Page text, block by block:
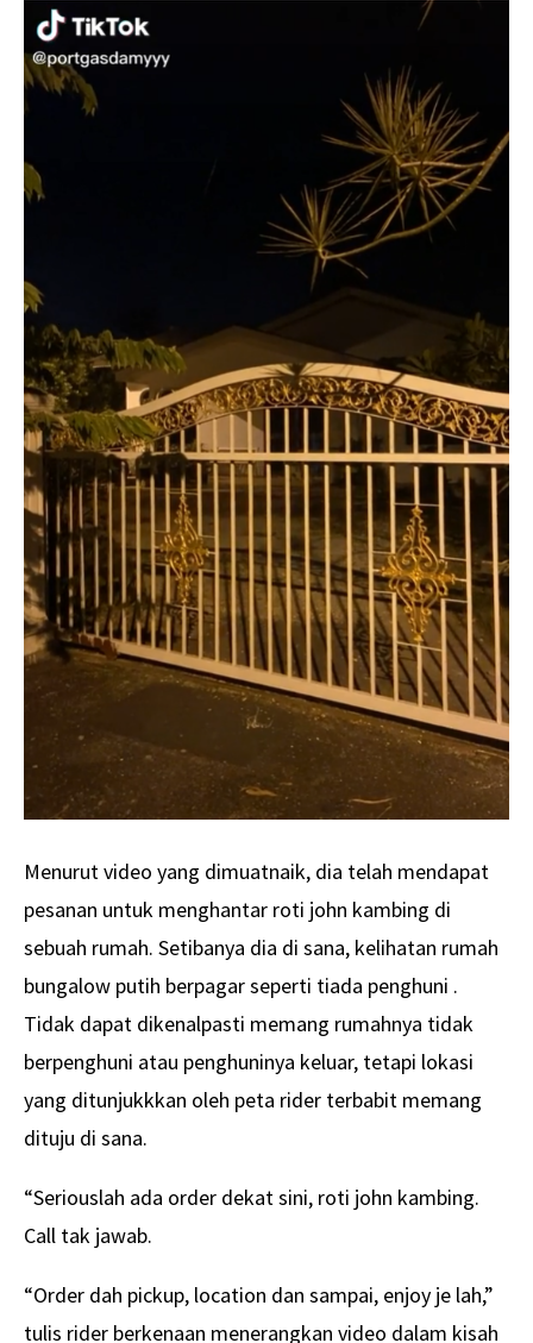
Menurut video yang dimuatnaik, dia telah mendapat
pesanan untuk menghantar roti john kambing di
sebuah rumah. Setibanya dia di sana, kelihatan rumah
bungalow putih berpagar seperti tiada penghuni .
Tidak dapat dikenalpasti memang rumahnya tidak
berpenghuni atau penghuninya keluar, tetapi lokasi
yang ditunjukkkan oleh peta rider terbabit memang
dituju di sana.
“Seriouslah ada order dekat sini, roti john kambing.
Call tak jawab.
“Order dah pickup, location dan sampai, enjoy je lah,”
tulis rider berkenaan menerangkan video dalam kisah